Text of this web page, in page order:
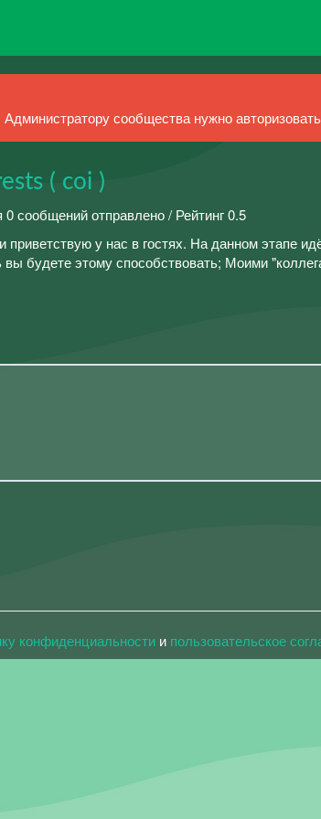
сообщества нужно
( coi )
0 сообщений отправлено / Рейтинг 0.5
приветствую у нас в гостях. На данном этапе
будете этому способствовать; Моими
конфиденциальности и пользовательское